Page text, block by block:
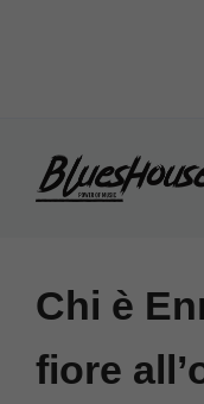
Chi è
fiore